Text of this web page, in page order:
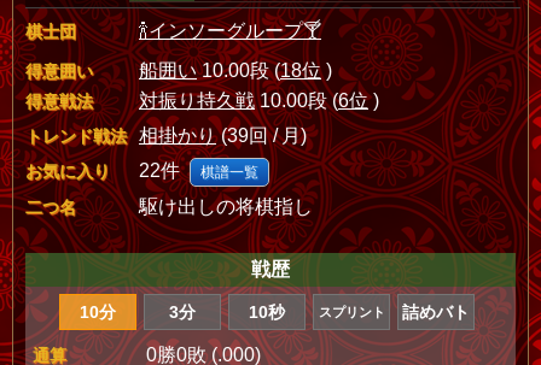
棋士団 🍾インソーグループ🍸
得意囲い 船囲い10.00段 (18位)
得意戦法 対振り持久戦10.00段 (6位)
トレンド戦法 相掛かり(39回 / 月)
お気に入り 22件 棋譜一覧
二つ名 駆け出しの将棋指し
戦歴
10分 3分 10秒 スプリント 詰めバト
通算 0勝0敗 (.000)